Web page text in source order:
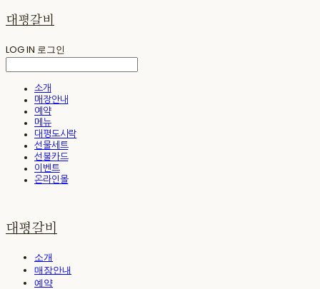
대평갈비
LOG IN 로그인
소개
매장안내
예약
메뉴
대평도시락
선물세트
선불카드
이벤트
온라인몰
대평갈비
소개
매장안내
예약